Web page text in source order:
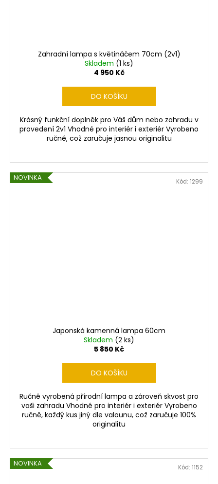
Zahradní lampa s květináčem 70cm (2v1)
Skladem (1 ks)
4 950 Kč
DO KOŠÍKU
Krásný funkční doplněk pro Váš dům nebo zahradu v
provedení 2v1 Vhodné pro interiér i exteriér Vyrobeno
ručně, což zaručuje jasnou originalitu
NOVINKA
Japonská kamenná lampa 60cm
Skladem (2 ks)
5 850 Kč
DO KOŠÍKU
Ručně vyrobená přírodní lampa a zároveň skvost pro
vaši zahradu Vhodné pro interiér i exteriér Vyrobeno
ručně, každý kus jiný dle valounu, což zaručuje 100%
originalitu
Kód: 1299
NOVINKA Kód: 1152